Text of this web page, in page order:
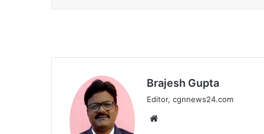
Brajesh Gupta
Editor, cgnnews24.com